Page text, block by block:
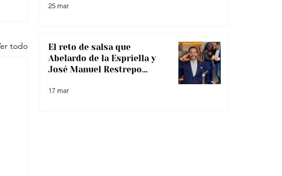
todo
25 mar
El reto de salsa que
Abelardo de la Espriella y
José Manuel Restrepo
17 mar